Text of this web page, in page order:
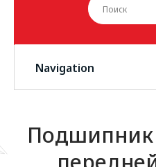
Navigation
Подшипник